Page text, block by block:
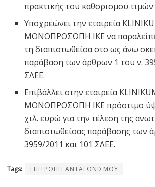
πρακτικής του καθορισμού
Υποχρεώνει την εταιρεία
ΜΟΝΟΠΡΟΣΩΠΗ ΙΚΕ να
τη διαπιστωθείσα στο ως άνω
παράβαση των άρθρων 1 του ν.
ΣΛΕΕ.
Επιβάλλει στην εταιρεία
ΜΟΝΟΠΡΟΣΩΠΗ ΙΚΕ πρόστιμο
χιλ. ευρώ για την τέλεση της
διαπιστωθείσας παράβασης των
3959/2011 και 101 ΣΛΕΕ.
Tags: ΕΠΙΤΡΟΠΗ ΑΝΤΑΓΩΝΙΣΜΟΥ